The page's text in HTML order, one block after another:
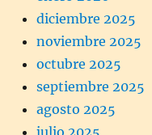
diciembre 2025
noviembre 2025
octubre 2025
septiembre 2025
agosto 2025
julio 2025